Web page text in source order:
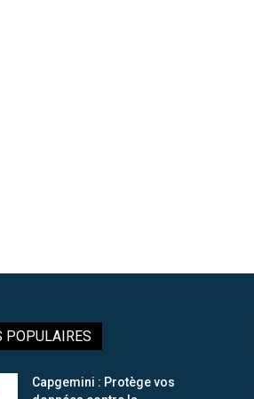
POPULAIRES
Capgemini : Protège vos